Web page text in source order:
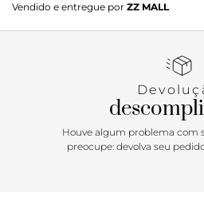
ondulado, que reforça o aspecto
cabedal em embossed metal
monocromática de texturas e
Vendido e entregue por ZZ MALL
Houve algum problema com
preocupe: devolva seu